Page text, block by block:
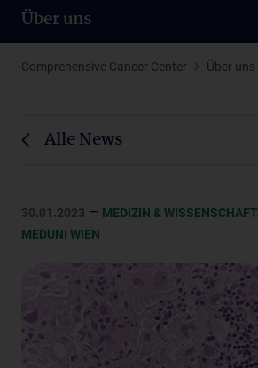
Über uns
Comprehensive Cancer Center Über uns
Alle News
30.01.2023 – MEDIZIN & WISSENSCHAFT
MEDUNI WIEN